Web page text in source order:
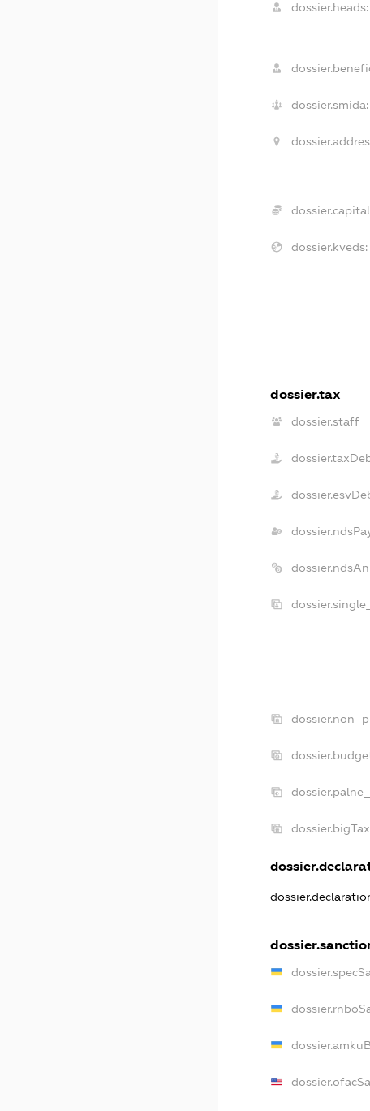
dossier.heads:
dossier.smida:
dossier.kveds:
dossier.tax
dossier.staff